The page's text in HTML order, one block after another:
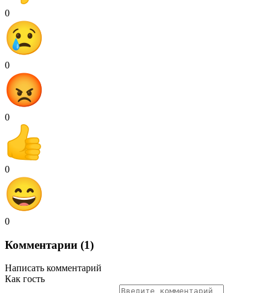
0
0
0
0
0
Комментарии (1)
Написать комментарий
Как гость